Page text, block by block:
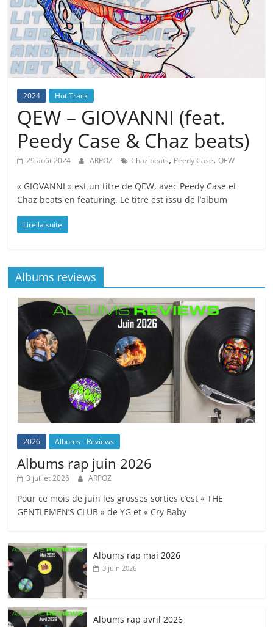
2024 Hot Track
QEW – GIOVANNI (feat.
Peedy Case & Chaz beats)
29 août 2024 ARPOZ Chaz beats, Peedy Case,QEW
« GIOVANNI » est un titre de QEW, avec Peedy Case et
Chaz beats en featuring. Le titre est issu de l’album
Lire la suite
Albums reviews
2026 Albums - Reviews
Albums rap juin 2026
3 juillet 2026 ARPOZ
Pour ce mois de juin les grosses sorties c’est « THE
GENTLEMEN’S CLUB » de YG et « Cry Baby
Albums rap mai 2026
3 juin 2026
Albums rap avril 2026